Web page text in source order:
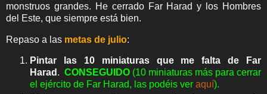
monstruos grandes. He cerrado Far Harad y los Hombres
del Este, que siempre está bien.
Repaso a las metas de julio:
Pintar las 10 miniaturas que me falta de Far
Harad . CONSEGUIDO (10 miniaturas más para cerrar
el ejército de Far Harad, las podéis ver aquí).